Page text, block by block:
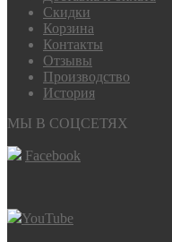
Скидки
Корзина
Контакты
Отзывы
Производство
История
МЫ В СОЦСЕТЯХ
Facebook
YouTube